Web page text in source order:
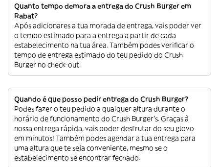
Quanto tempo demora a entrega do Crush Burger em
Rabat?
Após adicionares a tua morada de entrega, vais poder ver
o tempo estimado para a entrega a partir de cada
estabelecimento na tua área. Também podes verificar o
tempo de entrega estimado do teu pedido do Crush
Burger no check-out.
Quando é que posso pedir entrega do Crush Burger?
Podes fazer o teu pedido a qualquer altura durante o
horário de funcionamento do Crush Burger’s. Graças à
nossa entrega rápida, vais poder desfrutar do seu glovo
em minutos! Também podes agendar a tua entrega para
uma altura que te seja conveniente, mesmo se o
estabelecimento se encontrar fechado.